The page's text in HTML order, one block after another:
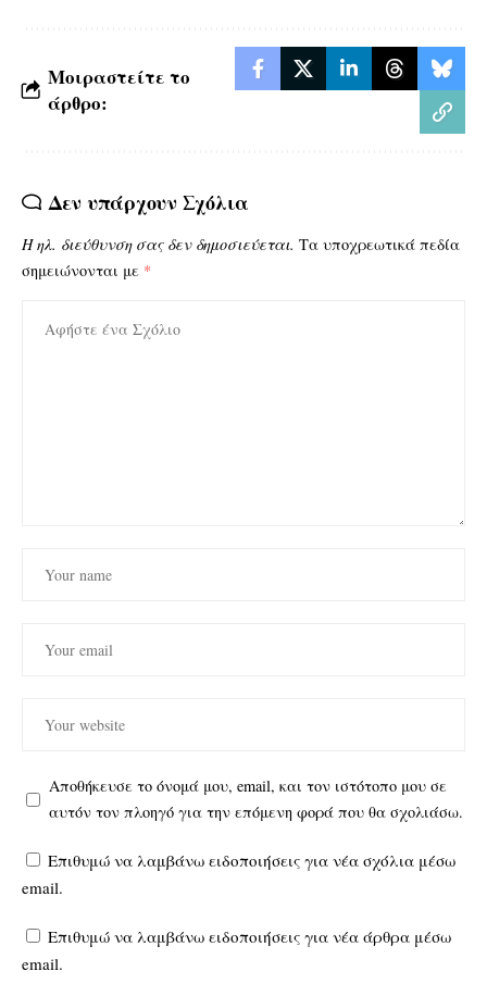
Μοιραστείτε το
άρθρο:
Δεν υπάρχουν Σχόλια
Η ηλ. διεύθυνση σας δεν δημοσιεύεται. Τα υποχρεωτικά πεδία
σημειώνονται με *
Αποθήκευσε το όνομά μου, email, και τον ιστότοπο μου σε
αυτόν τον πλοηγό για την επόμενη φορά που θα σχολιάσω.
Επιθυμώ να λαμβάνω ειδοποιήσεις για νέα σχόλια μέσω
email.
Επιθυμώ να λαμβάνω ειδοποιήσεις για νέα άρθρα μέσω
email.